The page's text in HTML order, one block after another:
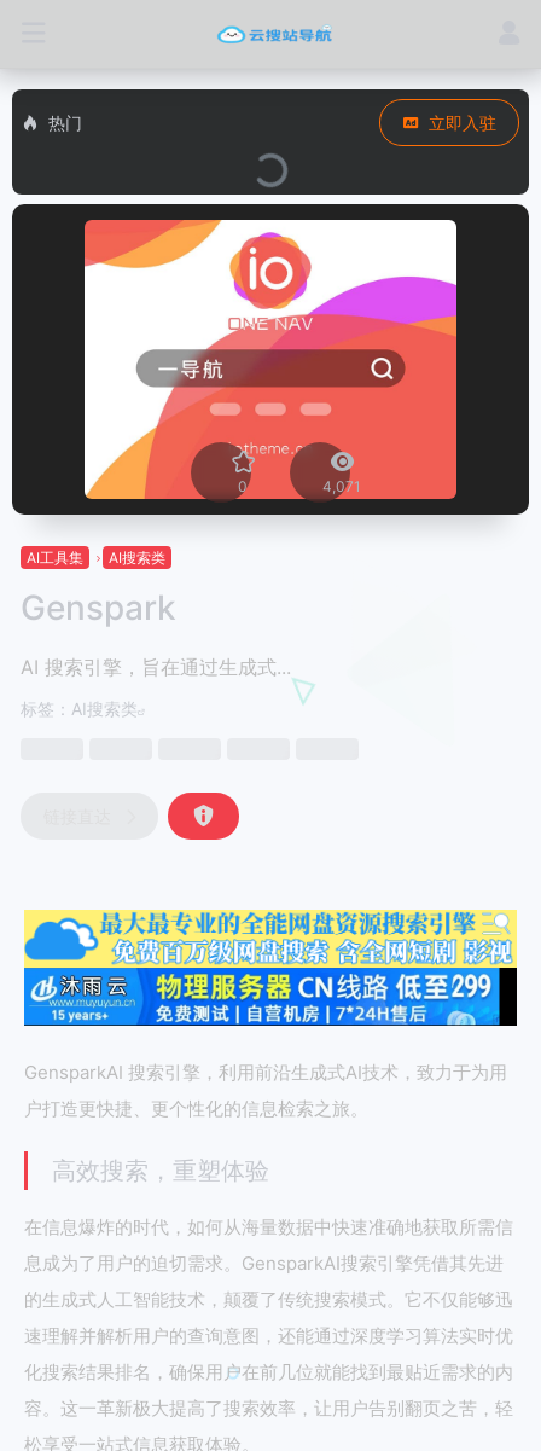
热门 立即入驻
0 4,071
AI工具集 AI搜索类
Genspark
AI 搜索引擎，旨在通过生成式...
标签： AI搜索类
GensparkAI 搜索引擎，利用前沿生成式AI技术，致力于为用
户打造更快捷、更个性化的信息检索之旅。
高效搜索，重塑体验
在信息爆炸的时代，如何从海量数据中快速准确地获取所需信
息成为了用户的迫切需求。GensparkAI搜索引擎凭借其先进
的生成式人工智能技术，颠覆了传统搜索模式。它不仅能够迅
速理解并解析用户的查询意图，还能通过深度学习算法实时优
化搜索结果排名，确保用户在前几位就能找到最贴近需求的内
容。这一革新极大提高了搜索效率，让用户告别翻页之苦，轻
松享受一站式信息获取体验。